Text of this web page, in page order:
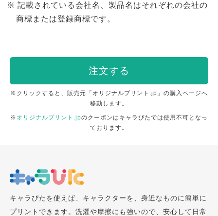
記載されている会社名、製品名はそれぞれの会社の
商標または登録商標です。
注文する
※クリックすると、販売元「オリジナルプリント.jp」の購入ページへ
移動します。
※ オリジナルプリント.jpのクーポンはキャラぴたでは使用不可となっ
ております。
キャラぴたを使えば、キャラクターを、身近なものに簡単に
プリントできます。洗濯や摩擦にも強いので、安心して日常